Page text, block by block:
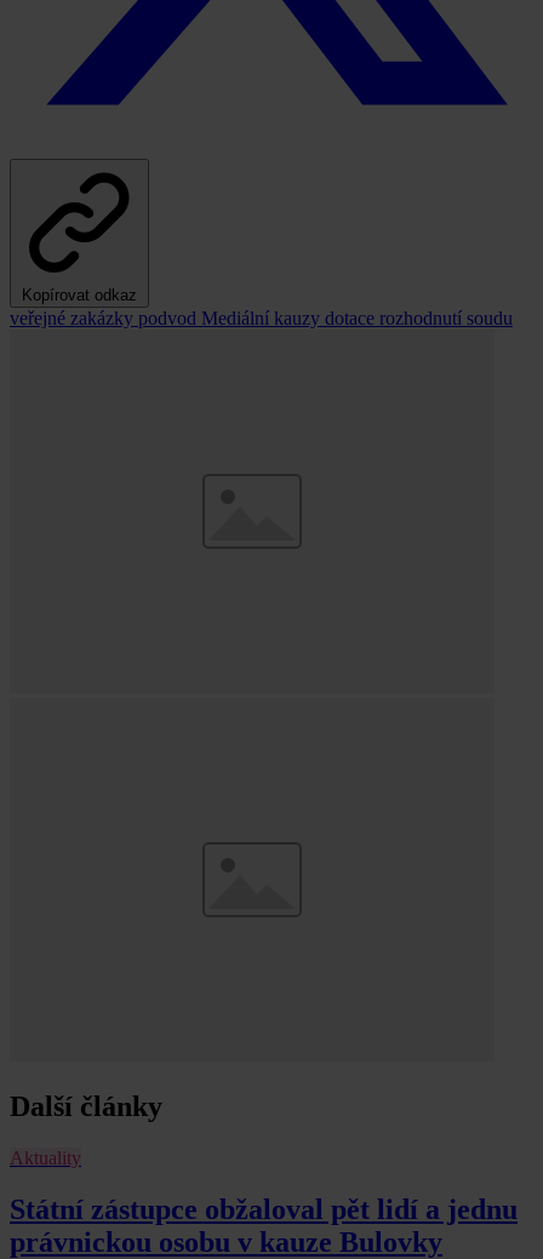
Kopírovat odkaz
veřejné zakázky podvod Mediální kauzy dotace rozhodnutí soudu
Další články
Aktuality
Státní zástupce obžaloval pět lidí a jednu
právnickou osobu v kauze Bulovky